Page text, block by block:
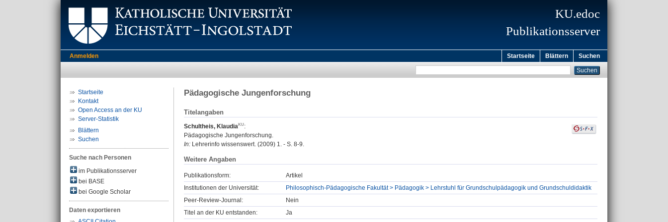
KU.edoc
Publikationsserver
Anmelden Startseite Blättern Suchen
Startseite
Kontakt
Open Access an der KU
Server-Statistik
Blättern
Suchen
Suche nach Personen
im Publikationsserver
bei BASE
bei Google Scholar
Daten exportieren
Pädagogische Jungenforschung
Titelangaben
Schultheis, Klaudia
:
Pädagogische Jungenforschung.
In: Lehrerinfo wissenswert. (2009) 1. - S. 8-9.
Weitere Angaben
Publikationsform:
Artikel
Institutionen der Universität:
Philosophisch-Pädagogische Fakultät > Pädagogik > Lehrstuhl für Grundschulpädagogik und Grundschuldidaktik
Peer-Review-Journal:
Nein
Titel an der KU entstanden:
Ja